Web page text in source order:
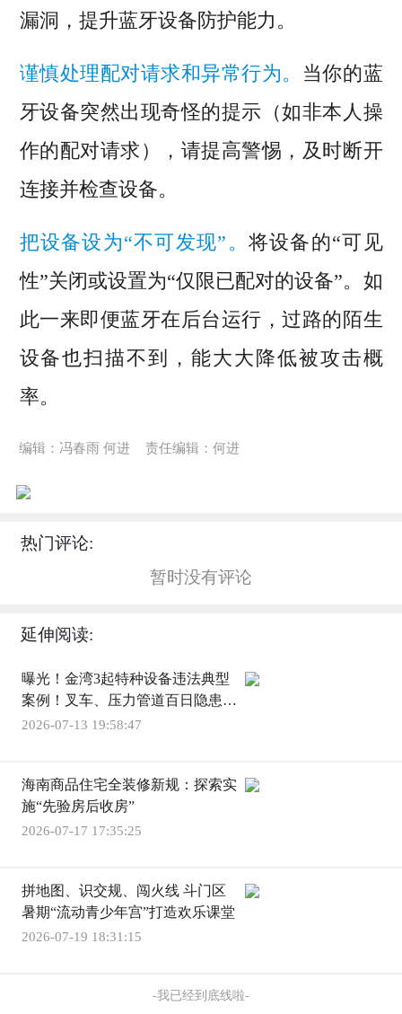
漏洞，提升蓝牙设备防护能力。
谨慎处理配对请求和异常行为。 当你的蓝
牙设备突然出现奇怪的提示（如非本人操
作的配对请求），请提高警惕，及时断开
连接并检查设备。
把设备设为“不可发现”。 将设备的“可见
性”关闭或设置为“仅限已配对的设备”。如
此一来即便蓝牙在后台运行，过路的陌生
设备也扫描不到，能大大降低被攻击概
率。
编辑：冯春雨 何进 责任编辑：何进
热门评论:
暂时没有评论
延伸阅读:
曝光！金湾3起特种设备违法典型
案例！叉车、压力管道百日隐患复
查7月15日启动
2026-07-13 19:58:47
海南商品住宅全装修新规：探索实
施“先验房后收房”
2026-07-17 17:35:25
拼地图、识交规、闯火线 斗门区
暑期“流动青少年宫”打造欢乐课堂
2026-07-19 18:31:15
-我已经到底线啦-